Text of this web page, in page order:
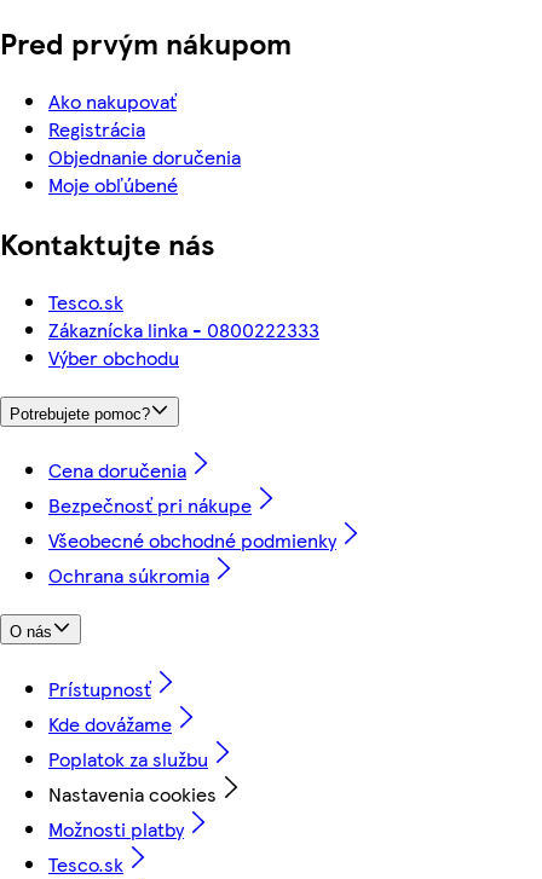
Pred prvým nákupom
Ako nakupovať
Registrácia
Objednanie doručenia
Moje obľúbené
Kontaktujte nás
Tesco.sk
Zákaznícka linka - 0800222333
Výber obchodu
Potrebujete pomoc?
Cena doručenia
Bezpečnosť pri nákupe
Všeobecné obchodné podmienky
Ochrana súkromia
O nás
Prístupnosť
Kde dovážame
Poplatok za službu
Nastavenia cookies
Možnosti platby
Tesco.sk